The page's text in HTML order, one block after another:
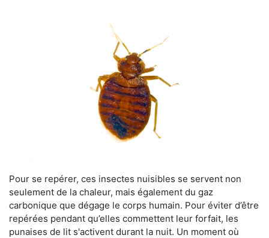
Pour se repérer, ces insectes nuisibles se servent non
seulement de la chaleur, mais également du gaz
carbonique que dégage le corps humain. Pour éviter d’être
repérées pendant qu’elles commettent leur forfait, les
punaises de lit s'activent durant la nuit. Un moment où